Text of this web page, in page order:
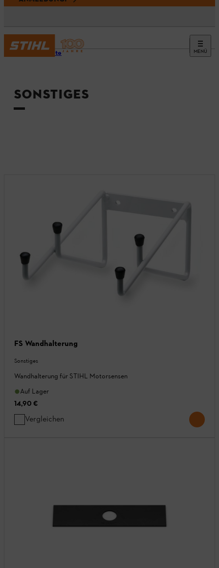
MENÜ
Startseite
SONSTIGES
FS Wandhalterung
Sonstiges
Wandhalterung für STIHL Motorsensen
Auf Lager
14,90 €
Vergleichen